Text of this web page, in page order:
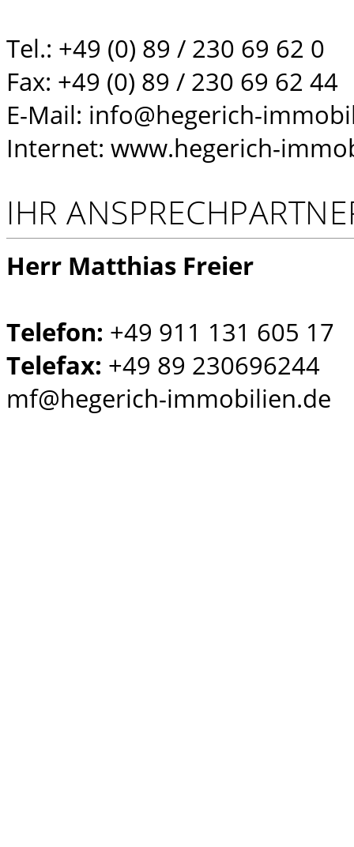
Tel.: +49 (0) 89 / 230 69 62 0
Fax: +49 (0) 89 / 230 69 62 44
E-Mail: info@hegerich-
Internet: www.hegerich-
IHR
Herr Matthias Freier
Telefon: +49 911 131 605 17
Telefax: +49 89 230696244
mf@hegerich-immobilien.de